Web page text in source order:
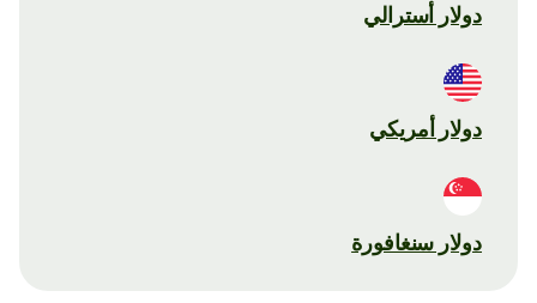
دولار أسترالي
دولار أمريكي
دولار سنغافورة